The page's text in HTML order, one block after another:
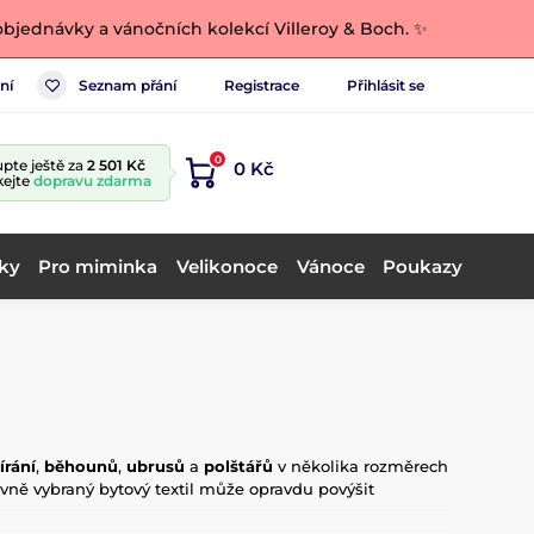
a vánočních kolekcí Villeroy & Boch. ✨
Seznam přání Registrace Přihlásit se
ještě za 2 501 Kč
dopravu zdarma
0 0 Kč
Pro miminka Velikonoce Vánoce Poukazy
, běhounů, ubrusů a polštářů v několika rozměrech
vybraný bytový textil může opravdu povýšit